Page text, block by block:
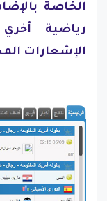
الخاصة
رياضية
الإشعارات